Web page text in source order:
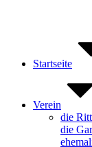
Startseite
Verein
die
die